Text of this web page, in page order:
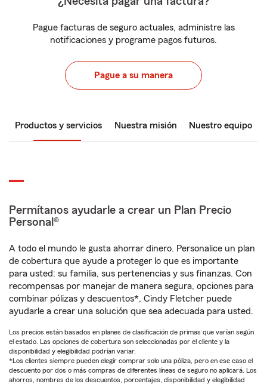
Pague facturas de seguro actuales, administre las
notificaciones y programe pagos futuros.
Pague a su manera
Productos y servicios Nuestra misión Nuestro equipo
Permítanos ayudarle a crear un Plan Precio
Personal®
A todo el mundo le gusta ahorrar dinero. Personalice un plan
de cobertura que ayude a proteger lo que es importante
para usted: su familia, sus pertenencias y sus finanzas. Con
recompensas por manejar de manera segura, opciones para
combinar pólizas y descuentos*, Cindy Fletcher puede
ayudarle a crear una solución que sea adecuada para usted.
Los precios están basados en planes de clasificación de primas que varían según
el estado. Las opciones de cobertura son seleccionadas por el cliente y la
disponibilidad y elegibilidad podrían variar.
*Los clientes siempre pueden elegir comprar solo una póliza, pero en ese caso el
descuento por dos o más compras de diferentes líneas de seguro no aplicará. Los
ahorros, nombres de los descuentos, porcentajes, disponibilidad y elegibilidad